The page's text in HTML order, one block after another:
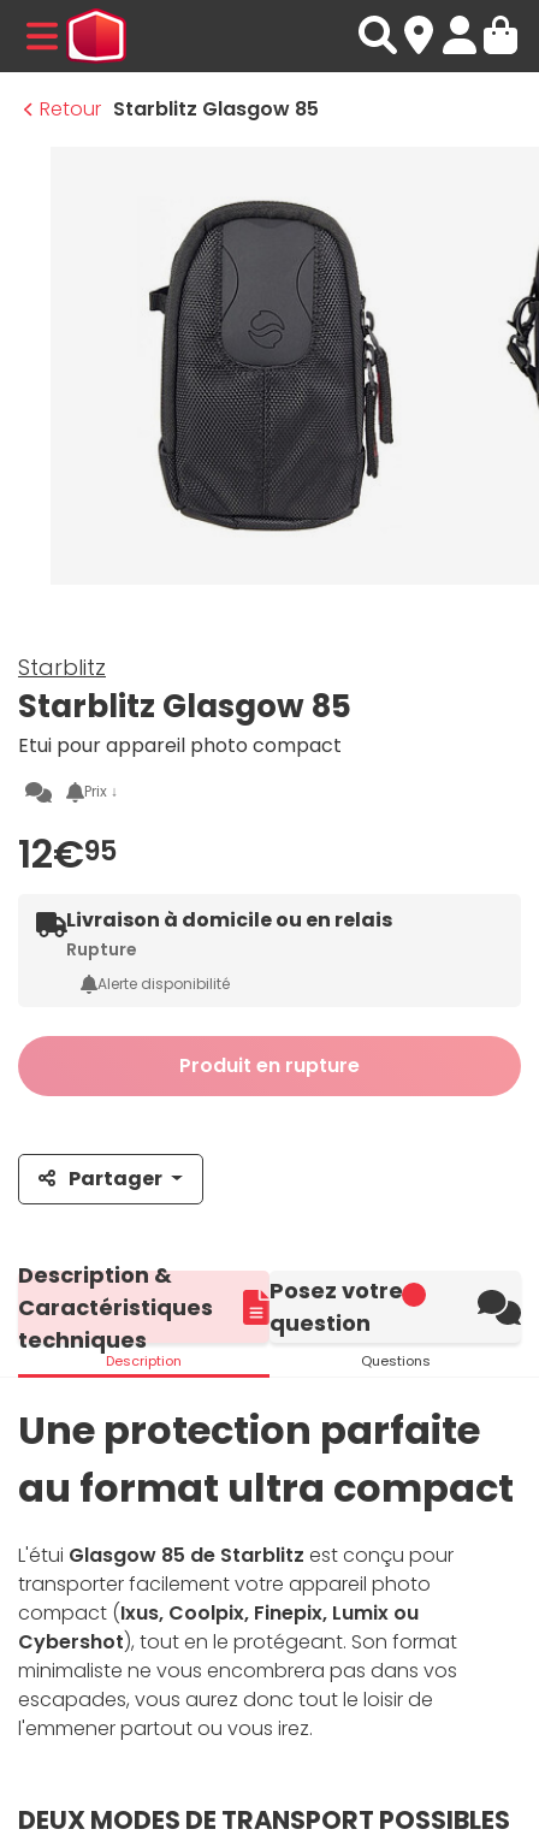
MENU
Retour Starblitz Glasgow 85
Starblitz
Starblitz Glasgow 85
Etui pour appareil photo compact
Prix ↓
12€95
Livraison à domicile ou en relais
Rupture
Alerte disponibilité
Produit en rupture
Partager
Description &
Caractéristiques
techniques
Description
Posez votre
question
Questions
Une protection parfaite
au format ultra compact
L'étui Glasgow 85 de Starblitz est conçu pour
transporter facilement votre appareil photo
compact (Ixus, Coolpix, Finepix, Lumix ou
Cybershot), tout en le protégeant. Son format
minimaliste ne vous encombrera pas dans vos
escapades, vous aurez donc tout le loisir de
l'emmener partout ou vous irez.
DEUX MODES DE TRANSPORT POSSIBLES